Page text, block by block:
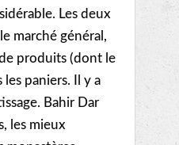
Les deux
marché général,
produits (dont le
paniers. Il y a
Bahir Dar
les mieux